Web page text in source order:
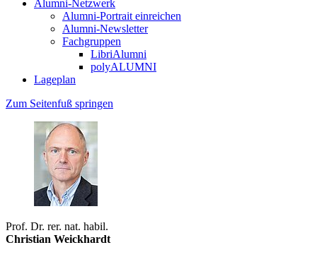
Alumni-Netzwerk
Alumni-Portrait einreichen
Alumni-Newsletter
Fachgruppen
LibriAlumni
polyALUMNI
Lageplan
Zum Seitenfuß springen
Prof. Dr. rer. nat. habil.
Christian Weickhardt